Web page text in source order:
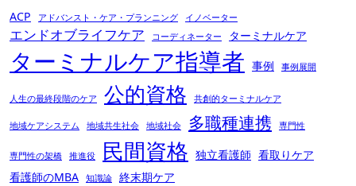
の
ペ
ー
送
り
ACP アドバンスト・ケア・プランニング イノベーター
エンドオブライフケア コーディネーター ターミナルケア
ターミナルケア指導者 事例 事例展開
人生の最終段階のケア 公的資格 共創的ターミナルケア
地域ケアシステム 地域共生社会 地域社会 多職種連携 専門性
専門性の架橋 推進役 民間資格 独立看護師 看取りケア
看護師のMBA
知識論 終末期ケア